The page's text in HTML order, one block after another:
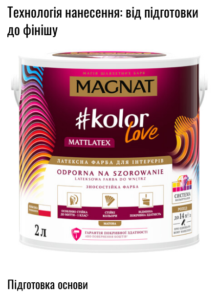
Технологія нанесення: від підготовки
до фінішу
Підготовка основи